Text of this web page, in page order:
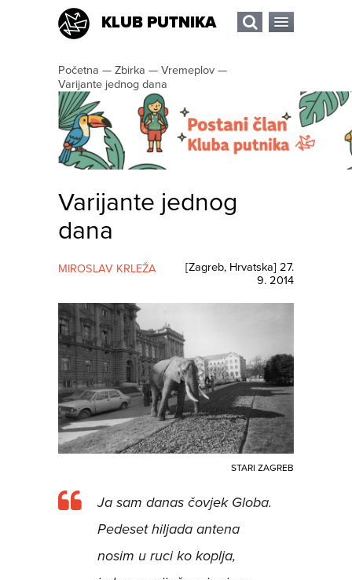
KLUB PUTNIKA
Početna — Zbirka — Vremeplov —
Varijante jednog dana
Varijante jednog
dana
MIROSLAV KRLEŽA [Zagreb, Hrvatska] 27.
9. 2014
STARI ZAGREB
Ja sam danas čovjek Globa.
Pedeset hiljada antena
nosim u ruci ko koplja,